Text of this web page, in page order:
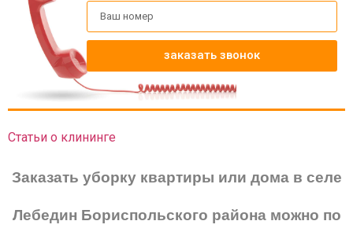
заказать звонок
Статьи о клининге
Заказать уборку квартиры или дома в селе
Лебедин Бориспольского района можно по